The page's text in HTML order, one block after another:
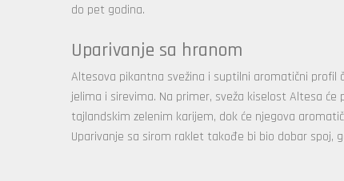
do pet godina.
Uparivanje sa hranom
Altesova pikantna svežina i suptilni aromatični profil
jelima i sirevima. Na primer, sveža kiselost Altesa
tajlandskim zelenim karijem, dok će njegova
Uparivanje sa sirom raklet takođe bi bio dobar spoj,